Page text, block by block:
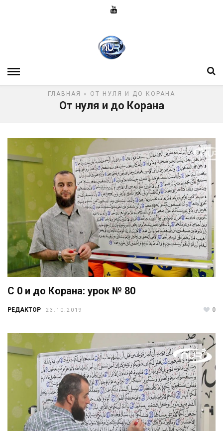
ГЛАВНАЯ » ОТ НУЛЯ И ДО КОРАНА
От нуля и до Корана
С 0 и до Корана: урок № 80
РЕДАКТОР 23.10.2019 0